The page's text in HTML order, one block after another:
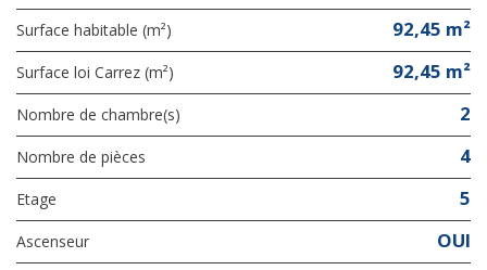
Surface habitable (m²) 92,45 m²
Surface loi Carrez (m²) 92,45 m²
Nombre de chambre(s) 2
Nombre de pièces 4
Etage 5
Ascenseur OUI